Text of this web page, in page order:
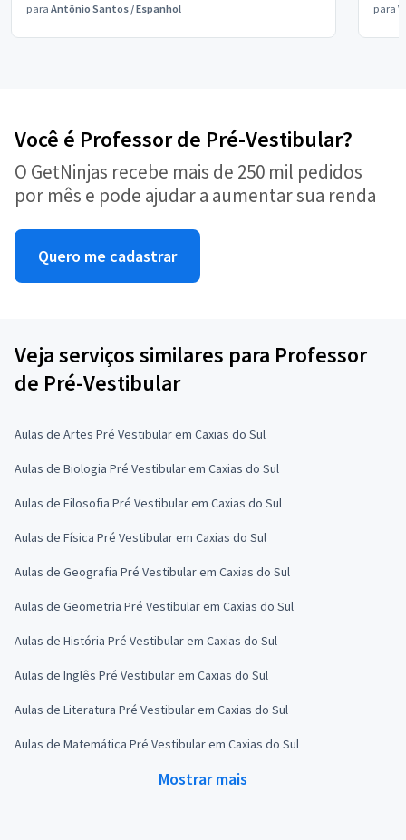
para Antônio Santos /Espanhol para
Você é Professor de Pré-Vestibular?
O GetNinjas recebe mais de 250 mil pedidos
por mês e pode ajudar a aumentar sua renda
Quero me cadastrar
Veja serviços similares para Professor
de Pré-Vestibular
Aulas de Artes Pré Vestibular em Caxias do Sul
Aulas de Biologia Pré Vestibular em Caxias do Sul
Aulas de Filosofia Pré Vestibular em Caxias do Sul
Aulas de Física Pré Vestibular em Caxias do Sul
Aulas de Geografia Pré Vestibular em Caxias do Sul
Aulas de Geometria Pré Vestibular em Caxias do Sul
Aulas de História Pré Vestibular em Caxias do Sul
Aulas de Inglês Pré Vestibular em Caxias do Sul
Aulas de Literatura Pré Vestibular em Caxias do Sul
Aulas de Matemática Pré Vestibular em Caxias do Sul
Mostrar mais